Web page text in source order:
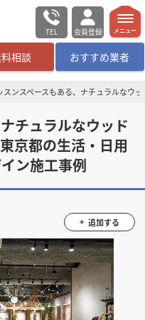
TEL 会員登録
相談 おすすめ業者
ログイン／会員登録
メニュー
スンスペースもある、ナチュラルなウ
チュラルなウッド
京都の生活・日用
ン施工事例
追加する